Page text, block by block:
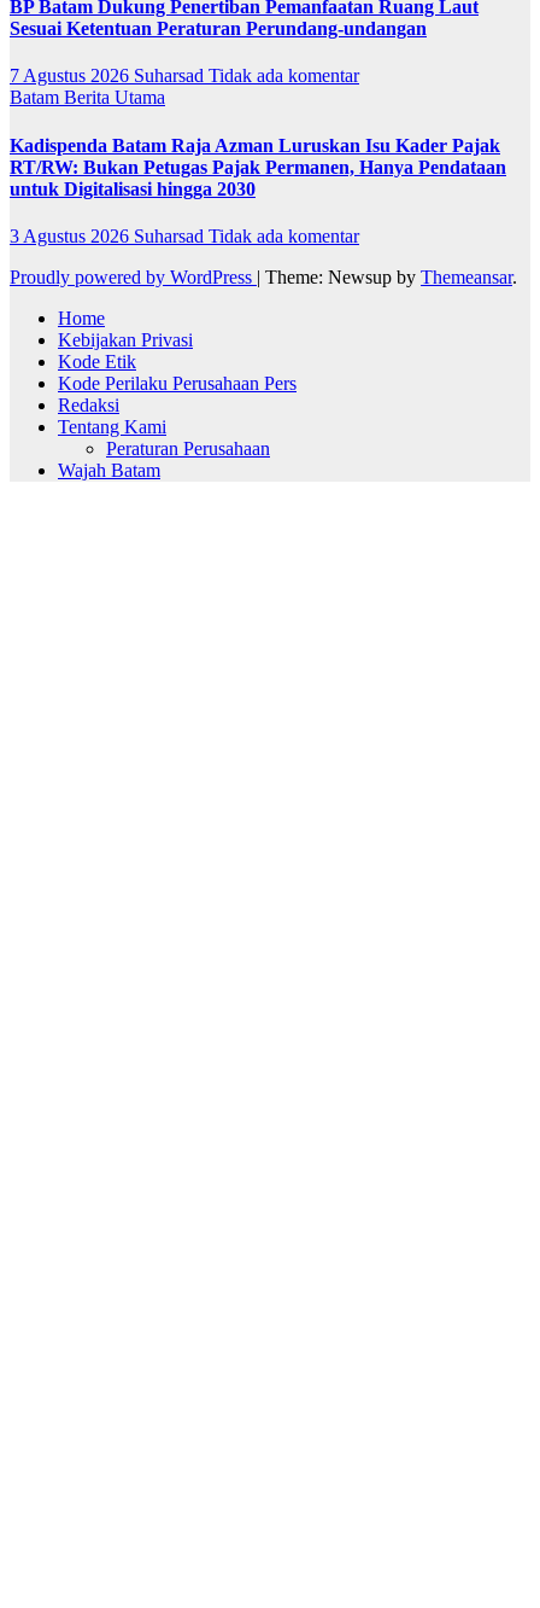
BP Batam Dukung Penertiban Pemanfaatan Ruang Laut
Sesuai Ketentuan Peraturan Perundang-undangan
7 Agustus 2026 Suharsad Tidak ada komentar
Batam Berita Utama
Kadispenda Batam Raja Azman Luruskan Isu Kader Pajak
RT/RW: Bukan Petugas Pajak Permanen, Hanya Pendataan
untuk Digitalisasi hingga 2030
3 Agustus 2026 Suharsad Tidak ada komentar
Proudly powered by WordPress | Theme: Newsup by Themeansar.
Home
Kebijakan Privasi
Kode Etik
Kode Perilaku Perusahaan Pers
Redaksi
Tentang Kami
Peraturan Perusahaan
Wajah Batam